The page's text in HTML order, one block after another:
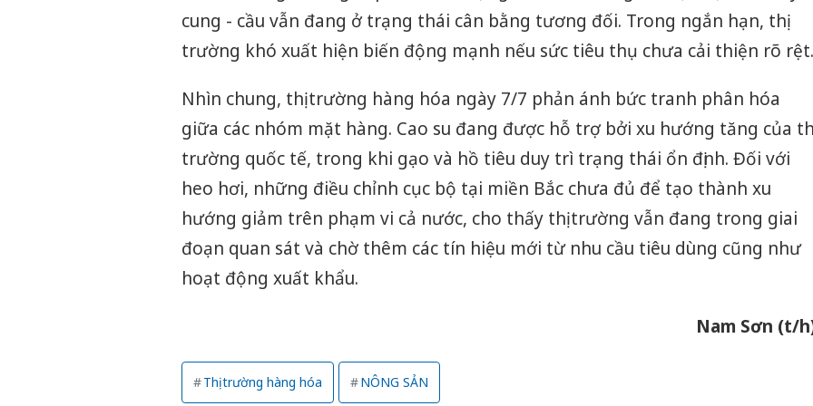
cung - cầu vẫn đang ở trạng thái cân bằng tương đối. Trong ngắn hạn, thị
trường khó xuất hiện biến động mạnh nếu sức tiêu thụ chưa cải thiện rõ rệt.
Nhìn chung, thị trường hàng hóa ngày 7/7 phản ánh bức tranh phân hóa
giữa các nhóm mặt hàng. Cao su đang được hỗ trợ bởi xu hướng tăng của thị
trường quốc tế, trong khi gạo và hồ tiêu duy trì trạng thái ổn định. Đối với
heo hơi, những điều chỉnh cục bộ tại miền Bắc chưa đủ để tạo thành xu
hướng giảm trên phạm vi cả nước, cho thấy thị trường vẫn đang trong giai
đoạn quan sát và chờ thêm các tín hiệu mới từ nhu cầu tiêu dùng cũng như
hoạt động xuất khẩu.
Nam Sơn (t/
Thị trường hàng hóa NÔNG SẢN